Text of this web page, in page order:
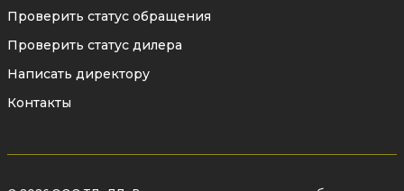
Проверить статус обращения
Проверить статус дилера
Написать директору
Контакты